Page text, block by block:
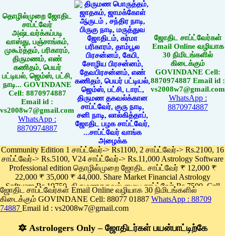
தொழில்முறை ஜோதிட
சாப்ட்வேர்
அஷ்டவர்க்கப்படி
வாஸ்து, பஞ்சாங்கம்,
முகூர்த்தம், பரிகாரம்,
திருமணம், எண்
கணிதம், பெயர்
பட்டியல், ஜெம்ஸ், பட்சி,
நாடி... GOVINDANE
Cell: 8870974887
Email id :
vs2008w7@gmail.com
WhatsApp :
8870974887
ஜோதிட சாப்ட்வேர்கள்
Email Online வழியாக
30 நிமிடங்களில்
கிடைக்கும்
GOVINDANE Cell:
8870974887 Email id :
vs2008w7@gmail.com
WhatsApp :
8870974887
Community Edition 1 சாப்ட்வேர்-> Rs1100, 2 சாப்ட்வேர்-> Rs.2100, 16
சாப்ட்வேர்-> Rs.5100, V24 சாப்ட்வேர்-> Rs.11,000 Astrology Software
Professional edition தொழில்முறை ஜோதிட சாப்ட்வேர் ₹ 12,000 ₹
22,000 ₹ 35,000 ₹ 44,000. Share Market Financial Astrology
Software Rs.19750, திருமணதகவல் மைய சாப்ட்வேர் Rs.7500, Cell
Phone App Rs. 1100
Pay online
ஜோதிட சாப்ட்வேர்கள் Email Online வழியாக 30 நிமிடங்களில்
கிடைக்கும் GOVINDANE Cell: 88077 01887 WhatsApp : 88709
74887 Email id : vs2008w7@gmail.com
🔯 Astrologers Only – ஜோதிடர்கள் பயன்பாட்டிற்கே